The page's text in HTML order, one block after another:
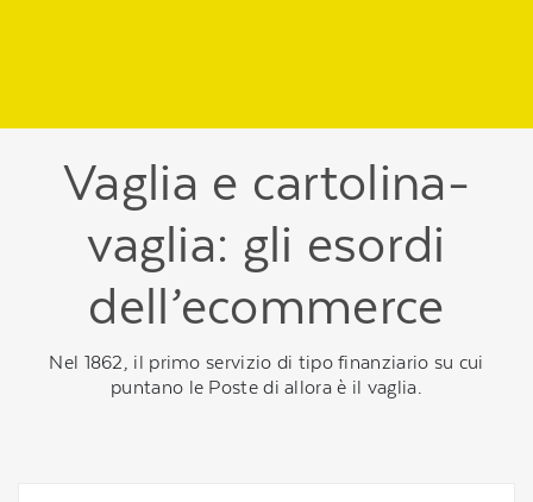
Vaglia e cartolina-
vaglia: gli esordi
dell’ecommerce
Nel 1862, il primo servizio di tipo finanziario su cui
puntano le Poste di allora è il vaglia.